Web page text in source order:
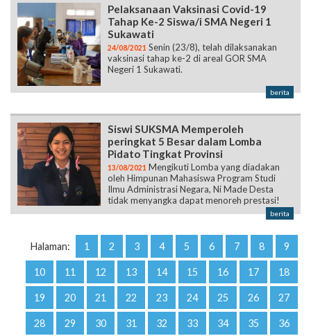
Pelaksanaan Vaksinasi Covid-19
Tahap Ke-2 Siswa/i SMA Negeri 1
Sukawati
24/08/2021 Senin (23/8), telah dilaksanakan
vaksinasi tahap ke-2 di areal GOR SMA
Negeri 1 Sukawati.
berita
Siswi SUKSMA Memperoleh
peringkat 5 Besar dalam Lomba
Pidato Tingkat Provinsi
13/08/2021 Mengikuti Lomba yang diadakan
oleh Himpunan Mahasiswa Program Studi
Ilmu Administrasi Negara, Ni Made Desta
tidak menyangka dapat menoreh prestasi!
berita
Halaman: 1 2 3 4 5 6 7 8 9
10 11 12 13 14 15 16 17 18
19 20 21 22 23 24 25 26 27
28 29 30 31 32 33 34 35 36